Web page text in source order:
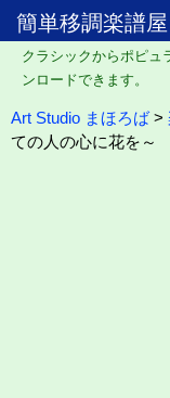
簡単移調楽譜屋
クラシックからポピュ
ンロードできます。
Art Studio まほろば>
ての人の心に花を～